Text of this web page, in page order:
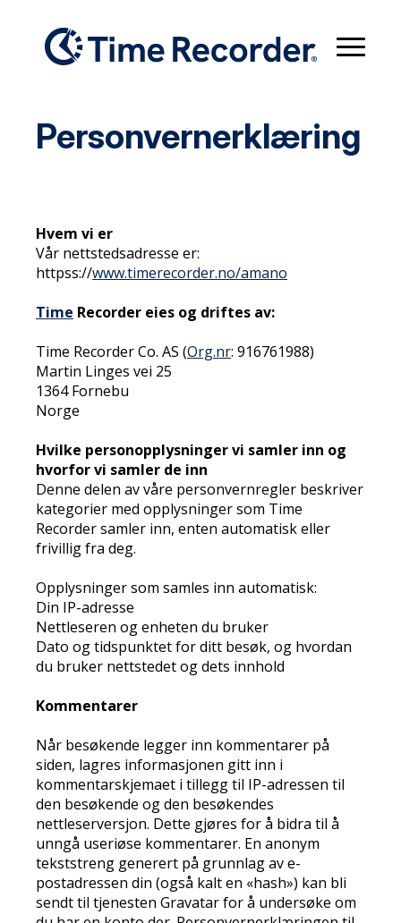
Personvernerklæring
Hvem vi er
Vår nettstedsadresse er:
httpss://www.timerecorder.no/amano
Time Recorder eies og driftes av:
Time Recorder Co. AS (Org.nr: 916761988)
Martin Linges vei 25
1364 Fornebu
Norge
Hvilke personopplysninger vi samler inn og
hvorfor vi samler de inn
Denne delen av våre personvernregler beskriver
kategorier med opplysninger som Time
Recorder samler inn, enten automatisk eller
frivillig fra deg.
Opplysninger som samles inn automatisk:
Din IP-adresse
Nettleseren og enheten du bruker
Dato og tidspunktet for ditt besøk, og hvordan
du bruker nettstedet og dets innhold
Kommentarer
Når besøkende legger inn kommentarer på
siden, lagres informasjonen gitt inn i
kommentarskjemaet i tillegg til IP-adressen til
den besøkende og den besøkendes
nettleserversjon. Dette gjøres for å bidra til å
unngå useriøse kommentarer. En anonym
tekststreng generert på grunnlag av e-
postadressen din (også kalt en «hash») kan bli
sendt til tjenesten Gravatar for å undersøke om